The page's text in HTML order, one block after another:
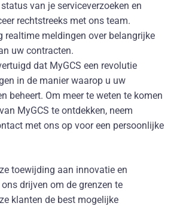
van je serviceverzoeken en
rechtstreeks met ons team.
realtime meldingen over belangrijke
uw contracten.
dat MyGCS een revolutie
in de manier waarop u uw
beheert. Om meer te weten te komen
MyGCS te ontdekken, neem
met ons op voor een persoonlijke
toewijding aan innovatie en
drijven om de grenzen te
klanten de best mogelijke